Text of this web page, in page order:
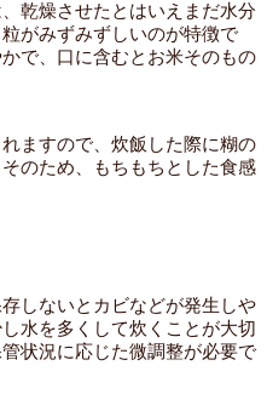
乾燥させたとはいえまだ水分
がみずみずしいのが特徴で
で、口に含むとお米そのもの
ますので、炊飯した際に糊の
のため、もちもちとした食感
しないとカビなどが発生しや
水を多くして炊くことが大切
状況に応じた微調整が必要で